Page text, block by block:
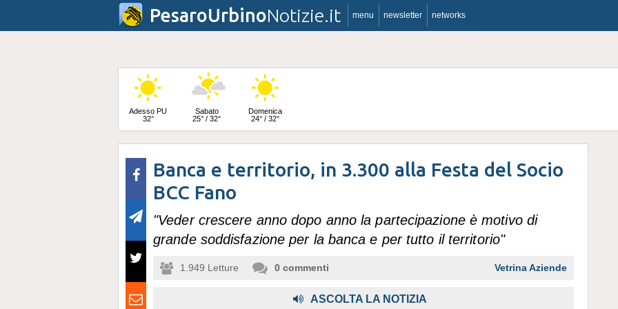
PesaroUrbinoNotizie.it menu newsletter networks
Adesso PU
32°
Sabato
25° / 32°
Domenica
24° / 32°
Lunedì
23° / 33°
Banca e territorio, in 3.300 alla Festa del Socio
BCC Fano
"Veder crescere anno dopo anno la partecipazione è motivo di
grande soddisfazione per la banca e per tutto il territorio"
1.949 Letture 0 commenti Vetrina Aziende
ASCOLTA LA NOTIZIA